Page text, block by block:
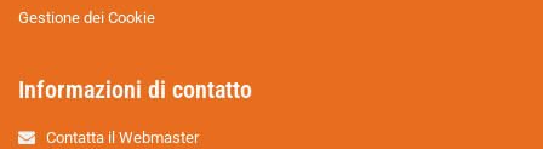
Gestione dei Cookie
Informazioni di contatto
Contatta il Webmaster